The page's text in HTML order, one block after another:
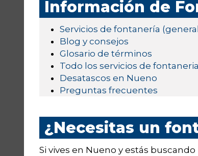
Información de
Servicios de fontanería
Blog y consejos
Glosario de términos
Todo los servicios de
Desatascos en Nueno
Preguntas frecuentes
¿Necesitas un
Si vives en Nueno y estás